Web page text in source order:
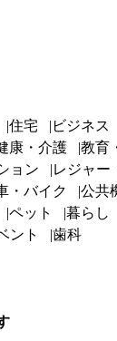
住宅 ビジネス
康・介護
教育
ョン
レジャー
・バイク
公共
ペット
暮らし
ント
歯科